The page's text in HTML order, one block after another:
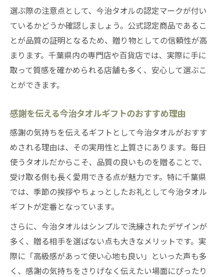
選ぶ際の注意点として、今治タオルの認定マークが付い
ているかどうか確認しましょう。公式認定商品であるこ
とが品質の証明となるため、贈り物としての信頼性が高
まります。千葉県内の専門店や百貨店では、実際に手に
取って質感を確かめられる店舗も多く、安心して選ぶこ
とができます。
感謝を伝える今治タオルギフトのおすすめ理由
感謝の気持ちを伝えるギフトとして今治タオルがおすす
めされる理由は、その実用性と上質さにあります。毎日
使うタオルだからこそ、品質の良いものを贈ることで、
受け取る側も長く愛用できる点が魅力です。特に千葉県
では、季節の挨拶やちょっとしたお礼として今治タオル
ギフトが定番となっています。
さらに、今治タオルはシンプルで洗練されたデザインが
多く、贈る相手を選ばない点も大きなメリットです。実
際に「高級感があって使い心地も良い」といった声も多
く、感謝の気持ちをさりげなく伝えたい場面にぴったり